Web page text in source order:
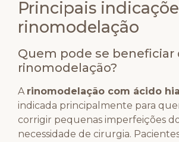
Principais
rinomodelação
Quem pode se beneficiar
rinomodelação?
A rinomodelação com ácido
indicada principalmente para
corrigir pequenas imperfeições
necessidade de cirurgia.